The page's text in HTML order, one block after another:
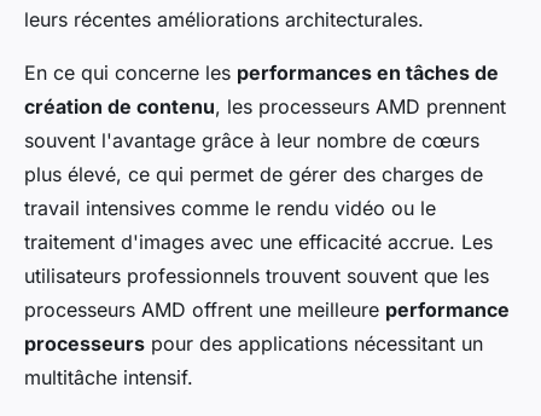
leurs récentes améliorations architecturales.
En ce qui concerne les performances en tâches de
création de contenu, les processeurs AMD prennent
souvent l'avantage grâce à leur nombre de cœurs
plus élevé, ce qui permet de gérer des charges de
travail intensives comme le rendu vidéo ou le
traitement d'images avec une efficacité accrue. Les
utilisateurs professionnels trouvent souvent que les
processeurs AMD offrent une meilleure performance
processeurs pour des applications nécessitant un
multitâche intensif.